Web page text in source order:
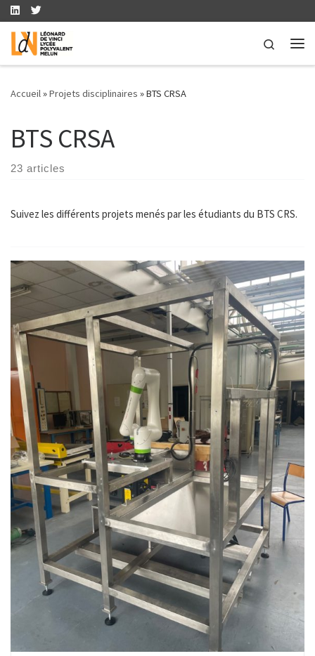
Skip to content
Search
Accueil»Projets disciplinaires »BTS CRSA
BTS CRSA
23 articles
Suivez les différents projets menés par les étudiants du BTS CRS.